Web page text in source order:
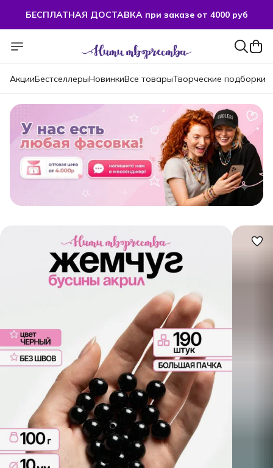
БЕСПЛАТНАЯ ДОСТАВКА при заказе от 4000 руб
АкцииБестселлерыНовинкиВсе товарыТворческие подборки